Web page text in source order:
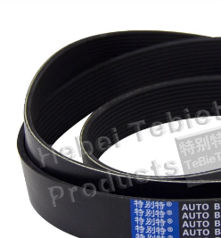
CASA
PRODOTTI
CIRCA
rubberoil-
seal.com.
Rights
Reserved.